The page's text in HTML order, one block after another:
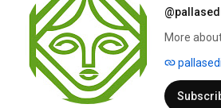
More